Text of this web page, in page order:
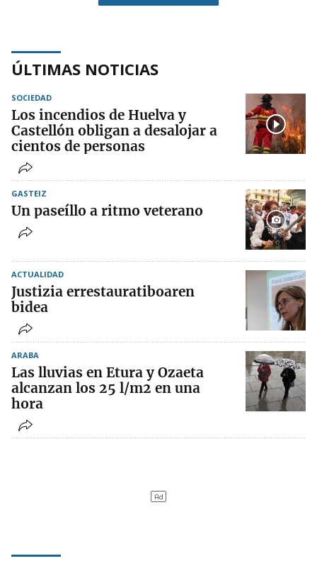
ÚLTIMAS NOTICIAS
SOCIEDAD
Los incendios de Huelva y
Castellón obligan a desalojar a
cientos de personas
GASTEIZ
Un paseíllo a ritmo veterano
ACTUALIDAD
Justizia errestauratiboaren
bidea
ARABA
Las lluvias en Etura y Ozaeta
alcanzan los 25 l/m2 en una
hora